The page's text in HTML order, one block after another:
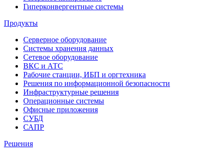
Гиперконвергентные системы
Продукты
Серверное оборудование
Системы хранения данных
Сетевое оборудование
ВКС и АТС
Рабочие станции, ИБП и оргтехника
Решения по информационной безопасности
Инфраструктурные решения
Операционные системы
Офисные приложения
СУБД
САПР
Решения